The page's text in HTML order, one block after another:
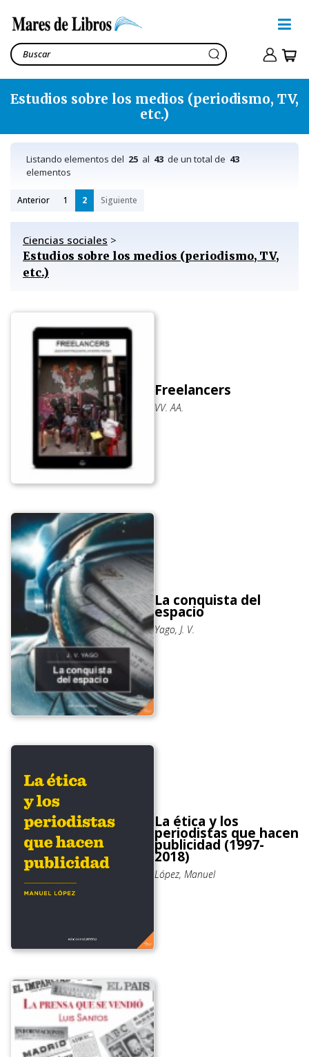
Estudios sobre los medios (periodismo, TV,
etc.)
Listando elementos del 25 al 43 de un total de 43
elementos
Anterior 1 2 Siguiente
Ciencias sociales >
Estudios sobre los medios (periodismo, TV,
etc.)
Freelancers
VV. AA.
La conquista del
espacio
Yago, J. V.
La ética y los
periodistas que hacen
publicidad (1997-
2018)
López, Manuel